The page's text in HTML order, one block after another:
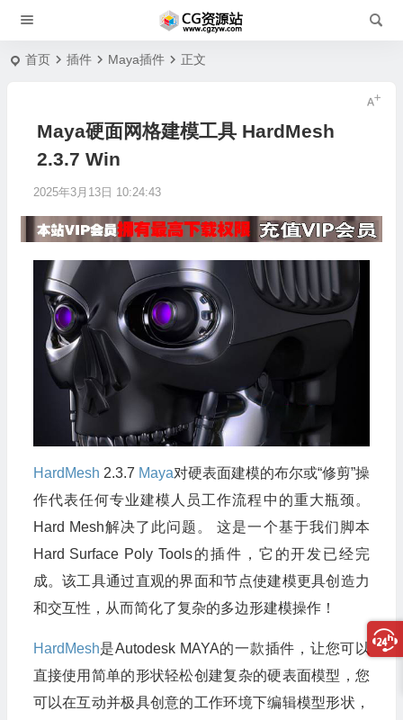
首页 插件 Maya插件 正文
Maya硬面网格建模工具 HardMesh
2.3.7 Win
2025年3月13日 10:24:43
HardMesh 2.3.7 Maya对硬表面建模的布尔或“修剪”操
作代表任何专业建模人员工作流程中的重大瓶颈。
Hard Mesh解决了此问题。 这是一个基于我们脚本
Hard Surface Poly Tools的插件，它的开发已经完
成。该工具通过直观的界面和节点使建模更具创造力
和交互性，从而简化了复杂的多边形建模操作！
HardMesh是Autodesk MAYA的一款插件，让您可以
直接使用简单的形状轻松创建复杂的硬表面模型，您
可以在互动并极具创意的工作环境下编辑模型形状，